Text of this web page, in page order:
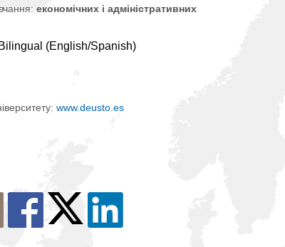
економічних і адміністративних
(English/Spanish)
www.deusto.es